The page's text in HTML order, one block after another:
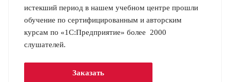
истекший период в нашем учебном центре прошли
обучение по сертифицированным и авторским
курсам по «1С:Предприятие» более 2000
слушателей.
Заказать